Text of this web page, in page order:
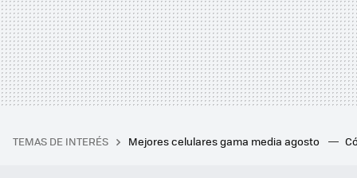
TEMAS DE INTERÉS Mejores celulares gama media agosto